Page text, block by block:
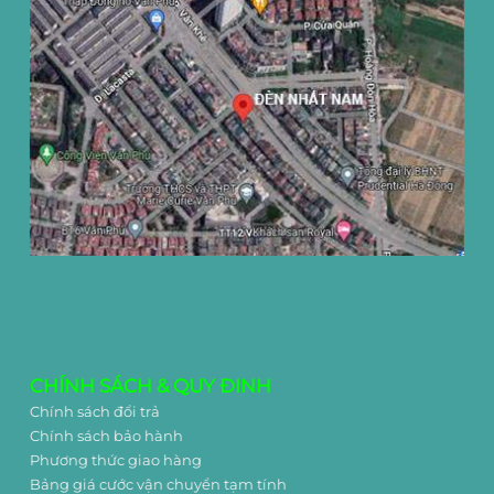
CHÍNH SÁCH & QUY ĐINH
Chính sách đổi trả
Chính sách bảo hành
Phương thức giao hàng
Bảng giá cước vận chuyển tạm tính